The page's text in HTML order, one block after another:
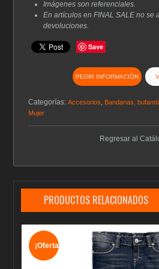
Imágenes son referenciales.
En artículos en FINAL SALE no se
devoluciones.
Save
PEDIR INFORMACIÓN
Categorías:Accesorios, Bandanas,
Mujer
Regresar al
PRODUCTOS RELACIONADOS
¡Oferta!